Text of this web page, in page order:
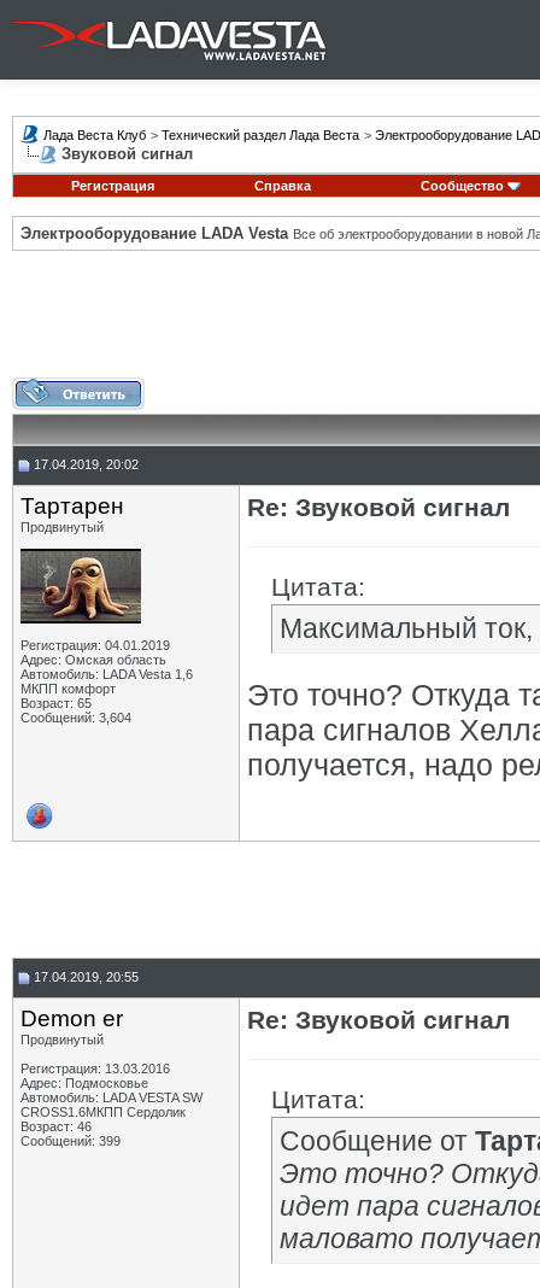
Лада Веста Клуб > Технический раздел Лада Веста > Электрооборудование
Звуковой сигнал
Регистрация Справка Сообщество
Электрооборудование LADA Vesta Все об электрооборудовании в новой
17.04.2019, 20:02
Тартарен
Продвинутый
Регистрация: 04.01.2019
Адрес: Омская область
Автомобиль: LADA Vesta 1,6
МКПП комфорт
Возраст: 65
Сообщений: 3,604
Re: Звуковой сигнал
Цитата:
Максимальный
Это точно? Откуда
пара сигналов
получается, надо
17.04.2019, 20:55
Demon er
Продвинутый
Регистрация: 13.03.2016
Адрес: Подмосковье
Автомобиль: LADA VESTA SW
CROSS1.6МКПП Сердолик
Возраст: 46
Сообщений: 399
Re: Звуковой сигнал
Цитата:
Сообщение от
Это точно?
идет пара
маловато